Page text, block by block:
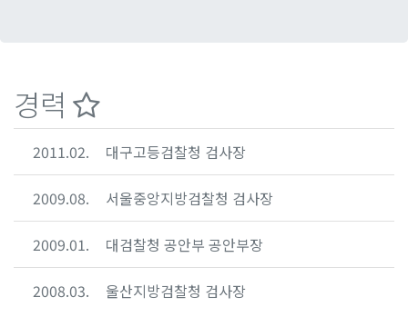
경력
2011.02. 대구고등검찰청 검사장
2009.08. 서울중앙지방검찰청 검사장
2009.01. 대검찰청 공안부 공안부장
2008.03. 울산지방검찰청 검사장